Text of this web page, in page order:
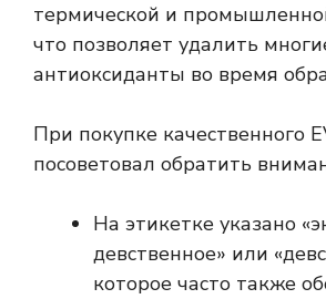
термической и
что позволяет удалить
антиоксиданты во время
При покупке качественного
посоветовал обратить
На этикетке указано
девственное» или
которое часто также